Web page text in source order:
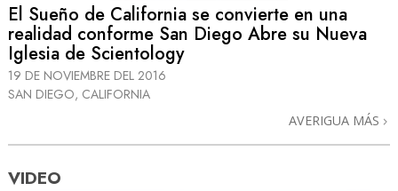
El Sueño de California se convierte en una
realidad conforme San Diego Abre su Nueva
Iglesia de Scientology
19 DE NOVIEMBRE DEL 2016
SAN DIEGO, CALIFORNIA
AVERIGUA MÁS
VIDEO